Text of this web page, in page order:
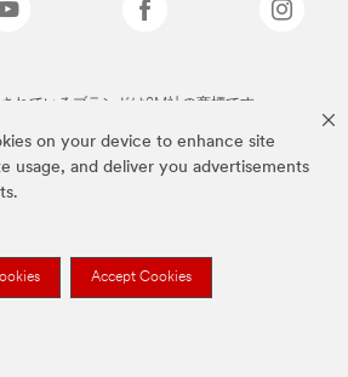
on your device to enhance site
usage, and deliver you advertisements
Accept Cookies
れているブランドは3M社の商標です。